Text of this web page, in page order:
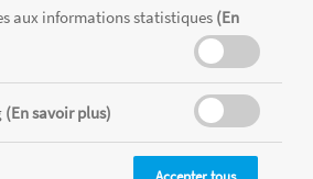
aux informations statistiques (En
(En savoir plus)
comprises.
CONDITIONS GÉNÉRALES